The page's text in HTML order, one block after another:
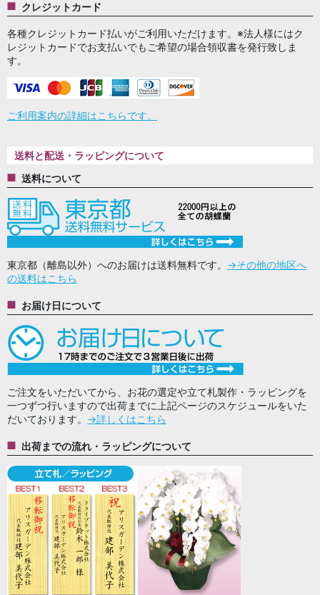
クレジットカード
各種クレジットカード払いがご利用いただけます。※法人様にはク
レジットカードでお支払いでもご希望の場合領収書を発行致しま
す。
ご利用案内の詳細はこちらです。
送料と配送・ラッピングについて
送料について
東京都（離島以外）へのお届けは送料無料です。 →その他の地区へ
の送料はこちら
お届け日について
ご注文をいただいてから、お花の選定や立て札製作・ラッピングを
一つずつ行いますので出荷までに上記ページのスケジュールをいた
だいております。 →詳しくはこちら
出荷までの流れ・ラッピングについて